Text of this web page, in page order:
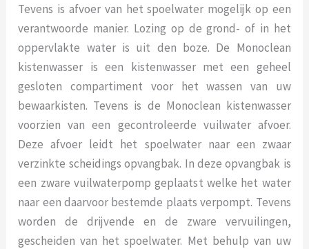
Tevens is afvoer van het spoelwater mogelijk op een
verantwoorde manier. Lozing op de grond- of in het
oppervlakte water is uit den boze. De Monoclean
kistenwasser is een kistenwasser met een geheel
gesloten compartiment voor het wassen van uw
bewaarkisten. Tevens is de Monoclean kistenwasser
voorzien van een gecontroleerde vuilwater afvoer.
Deze afvoer leidt het spoelwater naar een zwaar
verzinkte scheidings opvangbak. In deze opvangbak is
een zware vuilwaterpomp geplaatst welke het water
naar een daarvoor bestemde plaats verpompt. Tevens
worden de drijvende en de zware vervuilingen,
gescheiden van het spoelwater. Met behulp van uw